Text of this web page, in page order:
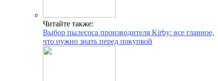
Читайте также:
Выбор пылесоса производителя Kirby: все главное,
что нужно знать перед покупкой